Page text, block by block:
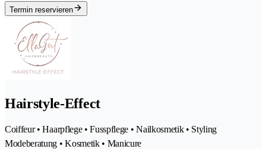
Termin reservieren
Hairstyle-Effect
Coiffeur • Haarpflege • Fusspflege • Nailkosmetik • Styling
Modeberatung • Kosmetik • Manicure